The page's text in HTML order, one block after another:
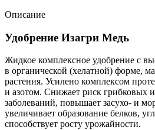
Описание
Удобрение Изагри Медь
Жидкое комплексное удобрение с
в органической (хелатной) форме,
растения. Усилено комплексом
и азотом. Снижает риск грибковых
заболеваний, повышает засухо- и
увеличивает образование белков,
способствует росту урожайности.